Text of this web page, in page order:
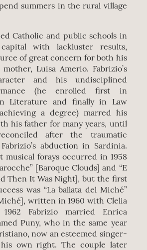
summers in the rural village
Catholic and public schools in
with lackluster results,
of great concern for both his
Luisa Amerio. Fabrizio’s
and his undisciplined
(he enrolled first in
Literature and finally in Law
a degree) marred his
his father for many years, until
after the traumatic
abduction in Sardinia.
musical forays occurred in 1958
[Baroque Clouds] and “E
Then It Was Night], but the first
was “La ballata del Miché”
written in 1960 with Clelia
Fabrizio married Enrica
Puny, who in the same year
now an esteemed singer-
own right. The couple later